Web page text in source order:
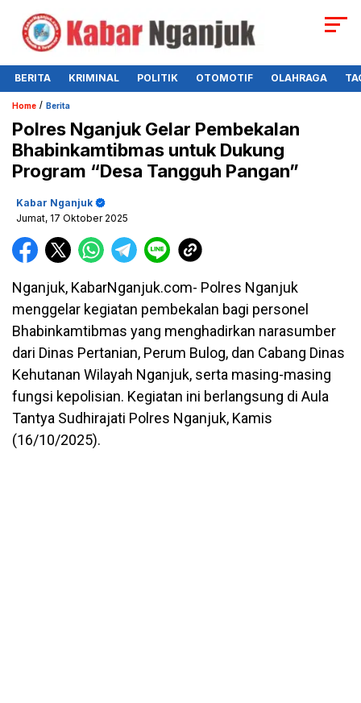
BERITA KRIMINAL POLITIK OTOMOTIF OLAHRAGA
Home / Berita
Polres Nganjuk Gelar Pembekalan
Bhabinkamtibmas untuk Dukung
Program “Desa Tangguh Pangan”
Kabar Nganjuk
Jumat, 17 Oktober 2025
Nganjuk, KabarNganjuk.com- Polres Nganjuk
menggelar kegiatan pembekalan bagi personel
Bhabinkamtibmas yang menghadirkan narasumber
dari Dinas Pertanian, Perum Bulog, dan Cabang Dinas
Kehutanan Wilayah Nganjuk, serta masing-masing
fungsi kepolisian. Kegiatan ini berlangsung di Aula
Tantya Sudhirajati Polres Nganjuk, Kamis
(16/10/2025).